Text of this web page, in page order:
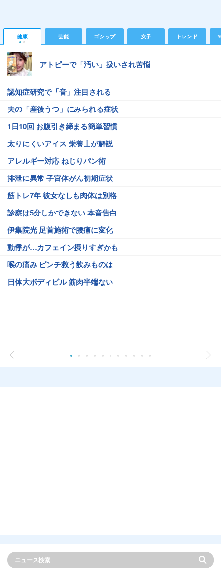
健康 芸能 ゴシップ 女子 トレンド
アトピーで「汚い」扱いされ苦悩
認知症研究で「音」注目される
夫の「産後うつ」にみられる症状
1日10回 お腹引き締まる簡単習慣
太りにくいアイス 栄養士が解説
アレルギー対応 ねじりパン術
排泄に異常 子宮体がん初期症状
筋トレ7年 彼女なしも肉体は別格
診察は5分しかできない 本音告白
伊集院光 足首施術で腰痛に変化
動悸が…カフェイン摂りすぎかも
喉の痛み ピンチ救う飲みものは
日体大ボディビル 筋肉半端ない